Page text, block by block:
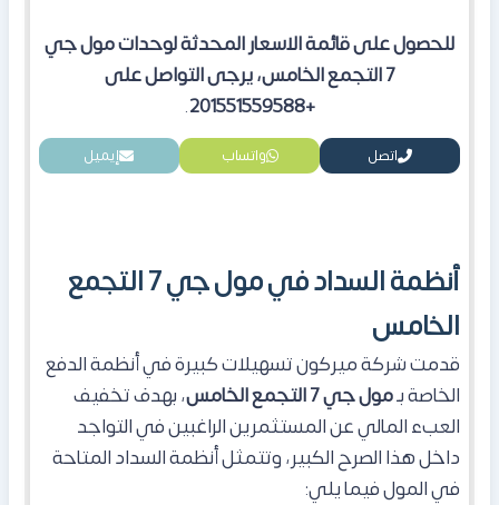
للحصول على قائمة الاسعار المحدثة لوحدات مول جي
7 التجمع الخامس، يرجى التواصل على
+201551559588
.
اتصل واتساب إيميل
أنظمة السداد في مول جي 7 التجمع
الخامس
قدمت شركة ميركون تسهيلات كبيرة في أنظمة الدفع
الخاصة بـمول جي 7 التجمع الخامس
، بهدف تخفيف
العبء المالي عن المستثمرين الراغبين في التواجد
داخل هذا الصرح الكبير، وتتمثل أنظمة السداد المتاحة
في المول فيما يلي: